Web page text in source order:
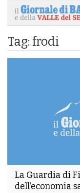
Tag: frodi
La Guardia di
dell’economia